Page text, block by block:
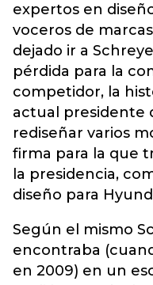
expertos en
voceros de
dejado ir a
pérdida para la
competidor, la
actual presidente
rediseñar varios
firma para la que
la presidencia,
diseño para
Según el mismo
encontraba
en 2009) en un